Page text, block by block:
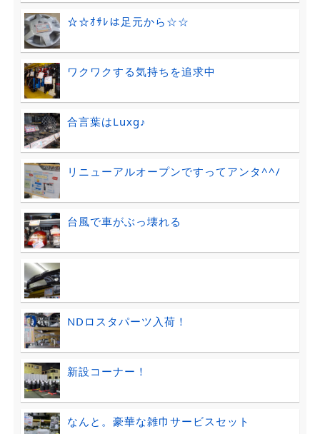
☆☆ｵｻﾚは足元から☆☆
ワクワクする気持ちを追求中
合言葉はLuxg♪
リニューアルオープンですってアンタ^^/
台風で車がぶっ壊れる
NDロスタパーツ入荷！
新設コーナー！
なんと。豪華な雑巾サービスセット